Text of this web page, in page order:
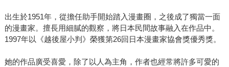
出生於1951年，從擔任助手開始踏入漫畫圈，之後成了獨當一面
的漫畫家。擅長用細膩的觀察，將日本民間故事融入在作品中。
1997年以《越後屋小判》榮獲第26回日本漫畫家協會獎優秀獎。
她的作品廣受喜愛，除了以人為主角，作者也經常將許多可愛的